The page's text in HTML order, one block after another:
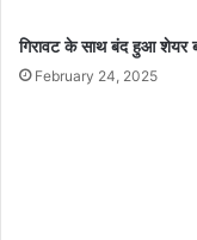
गिरावट के साथ बंद हुआ शेयर
February 24, 2025